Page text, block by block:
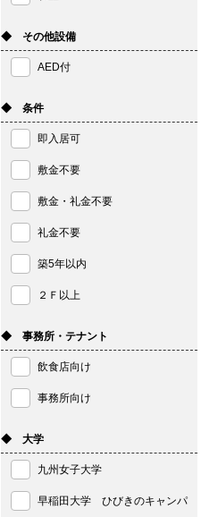
◆ その他設備
AED付
◆ 条件
即入居可
敷金不要
敷金・礼金不要
礼金不要
築5年以内
２Ｆ以上
◆ 事務所・テナント
飲食店向け
事務所向け
◆ 大学
九州女子大学
早稲田大学 ひびきのキャンパ